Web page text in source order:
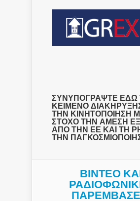
ΣΥΝΥΠΟΓΡΑΨΤΕ ΕΔΩ
ΚΕΙΜΕΝΟ
ΤΗΝ ΚΙΝΗΤΟΠΟΙΗΣΗ
ΣΤΟΧΟ ΤΗΝ ΑΜΕΣΗ
ΑΠΟ ΤΗΝ ΕΕ ΚΑΙ ΤΗ
ΤΗΝ
ΒΙΝΤΕΟ